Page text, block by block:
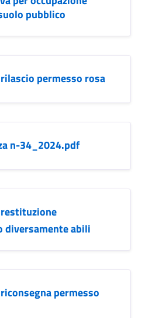
pubblico
permesso rosa
n-34_2024.pdf
diversamente abili
permesso